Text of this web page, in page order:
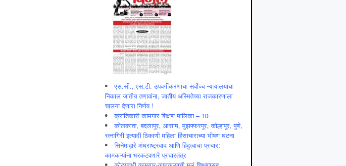
एस.सी., एस.टी. उपवर्गीकरणाचा सर्वोच्च न्यायालयाचा
निकाल जातीय तणावांना, जातीय अस्मितेच्या राजकारणाला
चालना देणारा निर्णय !
क्रांतिकारी कामगार शिक्षण मालिका – 10
कोलकाता, बदलापूर, आसाम, मुझफ्फरपूर, कोल्हापूर, पुणे,
रत्नागिरी इत्यादी ठिकाणी महिला हिंसाचाराच्या भीषण घटना
सिनेमाद्वारे अंधराष्ट्रवाद आणि हिंदुत्वाचा प्रचार:
कामकऱ्यांना भरकटवणारे प्रचारतंत्र